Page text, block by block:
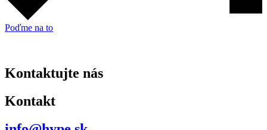
Poďme na to
Kontaktujte nás
Kontakt